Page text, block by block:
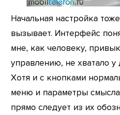
Начальная настройка
вызывает. Интерфейс
мне, как человеку,
управлению, не хватало у
Хотя и с кнопками
меню и параметры смысла
прямо следует из их